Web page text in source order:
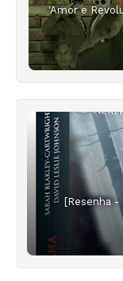
'Amor e
[Resenha -